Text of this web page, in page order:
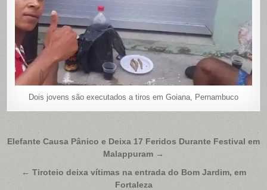
Dois jovens são executados a tiros em Goiana, Pernambuco
Navegação
Post
Elefante Causa Pânico e Deixa 17 Feridos Durante Festival em
Malappuram →
← Tiroteio deixa vítimas na entrada do Bom Jardim, em
Fortaleza